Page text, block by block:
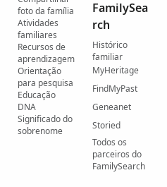
foto da família
Atividades
familiares
Recursos de
aprendizagem
Orientação
para pesquisa
Educação
DNA
Significado do
sobrenome
FamilySea
rch
Histórico
familiar
MyHeritage
FindMyPast
Geneanet
Storied
Todos os
parceiros do
FamilySearch